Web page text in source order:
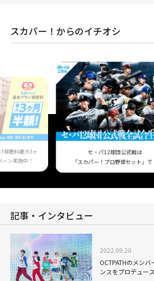
スカパー！からのイチオシ
視聴料最大3ヶ
ン実施中！
セ・パ12球団公式戦は
「スカパー！プロ野球セット」で
記事・インタビュー
2022.09.20
OCTPATHのメン
ンスをプロデュー